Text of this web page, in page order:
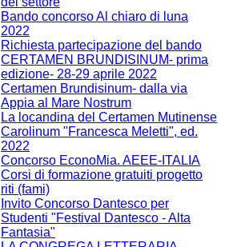
Bando concorso Al chiaro di luna
2022
Richiesta partecipazione del bando
CERTAMEN BRUNDISINUM- prima
edizione- 28-29 aprile 2022
Certamen Brundisinum- dalla via
Appia al Mare Nostrum
La locandina del Certamen Mutinense
Carolinum "Francesca Meletti", ed.
2022
Concorso EconoMia. AEEE-ITALIA
Corsi di formazione gratuiti progetto
riti (fami)
Invito Concorso Dantesco per
Studenti "Festival Dantesco - Alta
Fantasia"